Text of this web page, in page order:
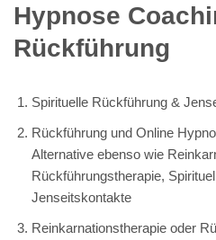
Hypnose
Rückführung
Spirituelle Rückführung &
Rückführung und Online
Alternative ebenso wie
Rückführungstherapie,
Jenseitskontakte
Reinkarnationstherapie oder